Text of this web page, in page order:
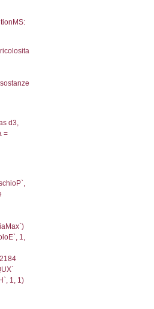
INNER JOIN
AND
INNER JOIN
INNER JOIN
INNER JOIN